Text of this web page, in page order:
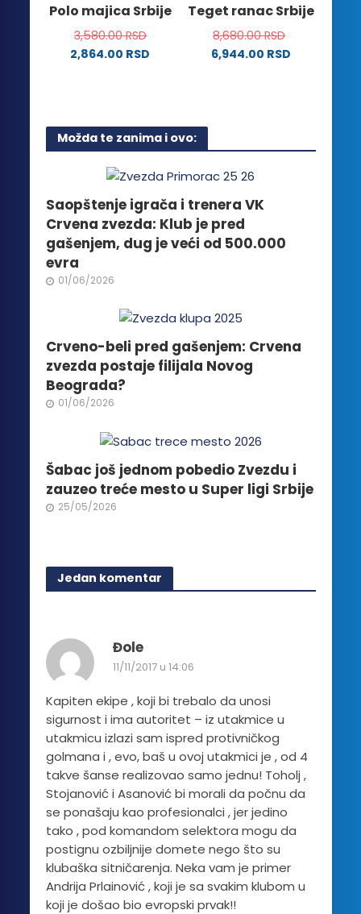
stranici
proizvoda.
proizvoda.
Polo majica Srbije
3,580.00RSD
2,864.00 RSD
više
varijanti.
Opcije
mogu
biti
izabrane
na
stranici
proizvoda.
Teget ranac Srbije
8,680.00RSD
6,944.00 RSD
Možda te zanima i ovo:
Saopštenje igrača i trenera VK
Crvena zvezda: Klub je pred
gašenjem, dug je veći od 500.000
evra
01/06/2026
Crveno-beli pred gašenjem: Crvena
zvezda postaje filijala Novog
Beograda?
01/06/2026
Šabac još jednom pobedio Zvezdu i
zauzeo treće mesto u Super ligi Srbije
25/05/2026
Jedan komentar
Đole
11/11/2017 u 14:06
Kapiten ekipe , koji bi trebalo da unosi
sigurnost i ima autoritet – iz utakmice u
utakmicu izlazi sam ispred protivničkog
golmana i , evo, baš u ovoj utakmici je , od 4
takve šanse realizovao samo jednu! Toholj ,
Stojanović i Asanović bi morali da počnu da
se ponašaju kao profesionalci , jer jedino
tako , pod komandom selektora mogu da
postignu ozbiljnije domete nego što su
klubaška sitničarenja. Neka vam je primer
Andrija Prlainović , koji je sa svakim klubom u
koji je došao bio evropski prvak!!